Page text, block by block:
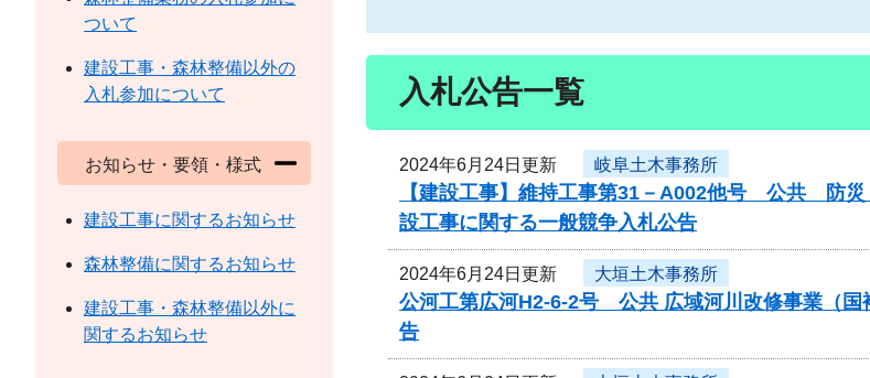
入札公告一覧
2024年6月24日更新 岐阜土木事務所
【建設工事】維持工事第31－A002他号 公共 防
設工事に関する一般競争入札公告
2024年6月24日更新 大垣土木事務所
公河工第広河H2-6-2号 公共 広域河川改修事業（
告
ついて
建設工事・森林整備以外の
入札参加について
お知らせ・要領・様式
建設工事に関するお知らせ
森林整備に関するお知らせ
建設工事・森林整備以外に
関するお知らせ